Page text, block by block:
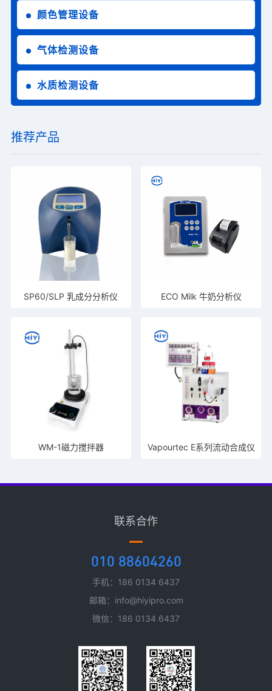
颜色管理设备
气体检测设备
水质检测设备
推荐产品
SP60/SLP 乳成分分析仪 ECO Milk 牛奶分析仪
WM-1磁力搅拌器 Vapourtec E系列流动合成仪
联系合作
010 88604260
手机：186 0134 6437
邮箱：info@hiyipro.com
微信：186 0134 6437